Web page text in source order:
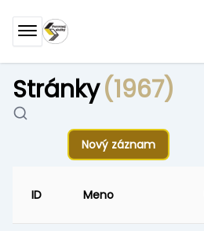
Stránky(1967)
Nový záznam
ID Meno